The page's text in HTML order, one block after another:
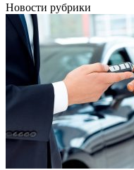
Новости рубрики